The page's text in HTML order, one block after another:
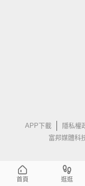
APP下載 隱私權
富邦媒體科
首頁 逛逛